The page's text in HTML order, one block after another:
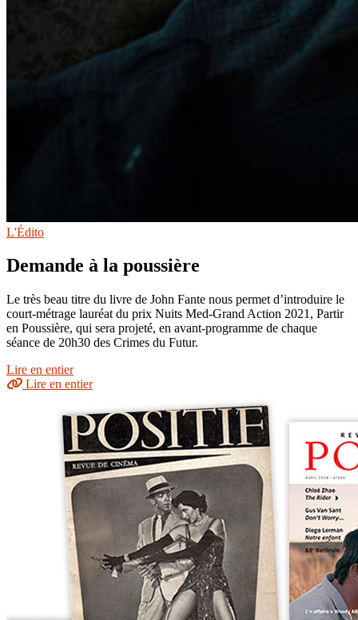
L'Édito
Demande à la poussière
Le très beau titre du livre de John Fante nous permet d’introduire le
court-métrage lauréat du prix Nuits Med-Grand Action 2021, Partir
en Poussière, qui sera projeté, en avant-programme de chaque
séance de 20h30 des Crimes du Futur.
Lire en entier
Lire en entier